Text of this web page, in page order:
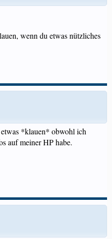
wenn du etwas nützliches
*klauen* obwohl ich
auf meiner HP habe.